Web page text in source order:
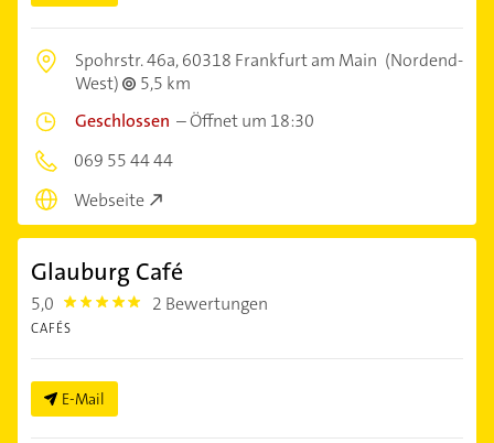
Spohrstr. 46a,60318 Frankfurt am Main (Nordend-
West)
5,5 km
Geschlossen –Öffnet um 18:30
069 55 44 44
Webseite
Glauburg Café
5,0 5.0 2 Bewertungen
CAFÉS
E-Mail